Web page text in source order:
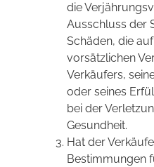
die
Ausschluss der
Schäden, die
vorsätzlichen
Verkäufers,
oder seines
bei der
Gesundheit.
Hat der
Bestimmungen